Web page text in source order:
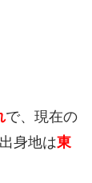
で、現在の
身地は東